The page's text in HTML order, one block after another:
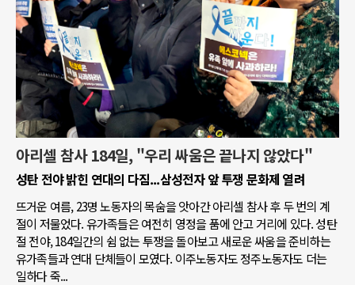
아리셀 참사 184일, "우리 싸움은 끝나지 않았다"
성탄 전야 밝힌 연대의 다짐...삼성전자 앞 투쟁 문화제 열려
뜨거운 여름, 23명 노동자의 목숨을 앗아간 아리셀 참사 후 두 번의 계
절이 저물었다. 유가족들은 여전히 영정을 품에 안고 거리에 있다. 성탄
절 전야, 184일간의 쉼 없는 투쟁을 돌아보고 새로운 싸움을 준비하는
유가족들과 연대 단체들이 모였다. 이주노동자도 정주노동자도 더는
일하다 죽...